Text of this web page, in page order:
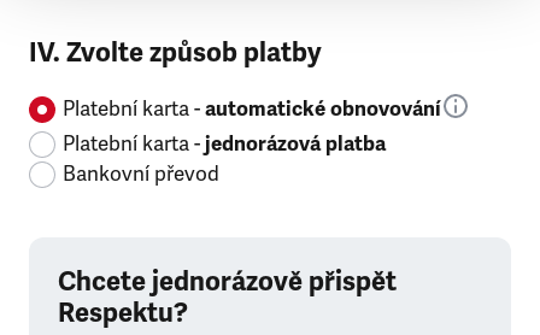
IV. Zvolte způsob platby
Platební karta -automatické obnovování
Platební karta -jednorázová platba
Bankovní převod
Chcete jednorázově přispět
Respektu?